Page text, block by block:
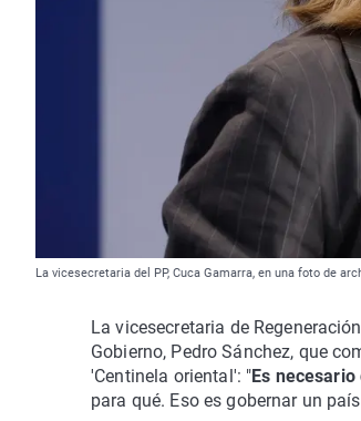
La vicesecretaria del PP, Cuca Gamarra, en una foto de
La vicesecretaria de
Gobierno, Pedro Sánchez, que
'Centinela oriental': "Es
para qué. Eso es gobernar un